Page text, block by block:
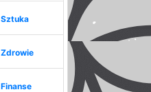
Sztuka
Zdrowie
Finanse